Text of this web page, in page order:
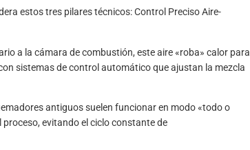
estos tres pilares técnicos: Control Preciso Aire-
a la cámara de combustión, este aire «roba» calor para
sistemas de control automático que ajustan la mezcla
antiguos suelen funcionar en modo «todo o
evitando el ciclo constante de